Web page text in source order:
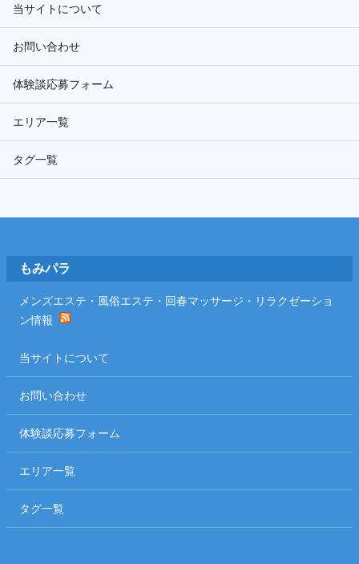
当サイトについて
お問い合わせ
体験談応募フォーム
エリア一覧
タグ一覧
Footerもみパラ
メンズエステ・風俗エステ・回春マッサージ・リラクゼーショ
ン情報
当サイトについて
お問い合わせ
体験談応募フォーム
エリア一覧
タグ一覧